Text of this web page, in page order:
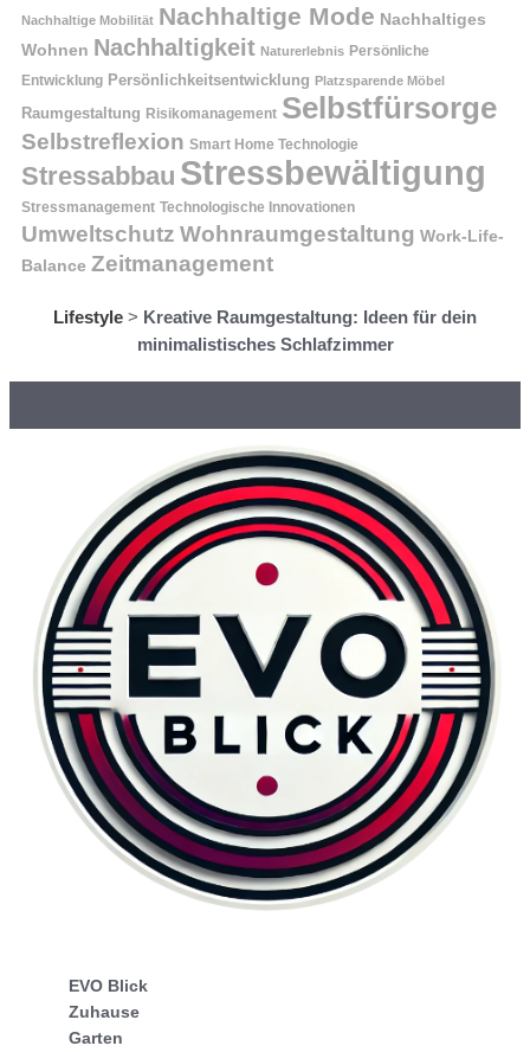
Nachhaltige Mobilität Nachhaltige Mode Nachhaltiges
Wohnen Nachhaltigkeit Naturerlebnis Persönliche
Entwicklung Persönlichkeitsentwicklung Platzsparende Möbel
Raumgestaltung Risikomanagement Selbstfürsorge
Selbstreflexion Smart Home Technologie
Stressabbau Stressbewältigung
Stressmanagement Technologische Innovationen
Umweltschutz Wohnraumgestaltung Work-Life-
Balance Zeitmanagement
Lifestyle > Kreative Raumgestaltung: Ideen für dein
minimalistisches Schlafzimmer
EVO Blick
Zuhause
Garten